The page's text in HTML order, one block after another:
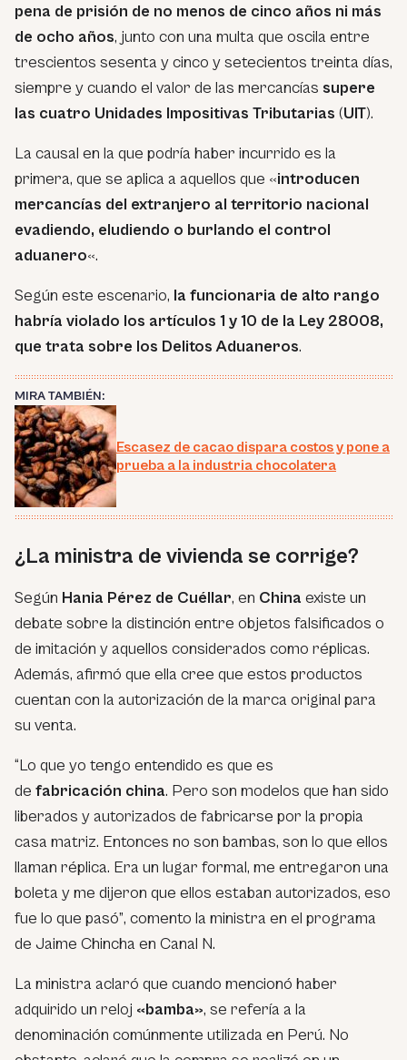
pena de prisión de no menos de cinco años ni más
de ocho años, junto con una multa que oscila entre
trescientos sesenta y cinco y setecientos treinta días,
siempre y cuando el valor de las mercancías supere
las cuatro Unidades Impositivas Tributarias (UIT).
La causal en la que podría haber incurrido es la
primera, que se aplica a aquellos que «introducen
mercancías del extranjero al territorio nacional
evadiendo, eludiendo o burlando el control
aduanero«.
Según este escenario, la funcionaria de alto rango
habría violado los artículos 1 y 10 de la Ley 28008,
que trata sobre los Delitos Aduaneros.
MIRA TAMBIÉN:
Escasez de cacao dispara costos y pone a
prueba a la industria chocolatera
¿La ministra de vivienda se corrige?
Según Hania Pérez de Cuéllar, en China existe un
debate sobre la distinción entre objetos falsificados o
de imitación y aquellos considerados como réplicas.
Además, afirmó que ella cree que estos productos
cuentan con la autorización de la marca original para
su venta.
“Lo que yo tengo entendido es que es
de fabricación china. Pero son modelos que han sido
liberados y autorizados de fabricarse por la propia
casa matriz. Entonces no son bambas, son lo que ellos
llaman réplica. Era un lugar formal, me entregaron una
boleta y me dijeron que ellos estaban autorizados, eso
fue lo que pasó”, comento la ministra en el programa
de Jaime Chincha en Canal N.
La ministra aclaró que cuando mencionó haber
adquirido un reloj «bamba», se refería a la
denominación comúnmente utilizada en Perú. No